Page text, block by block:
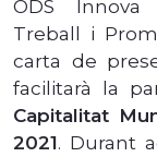
ODS Innova
Treball i
carta de
facilitarà la
Capitalitat
2021. Durant